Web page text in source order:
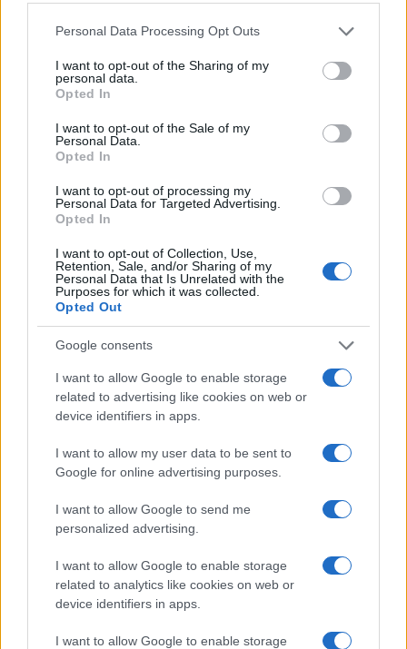
Please note that this website/app uses one or more Google
not limited to your visit or usage behaviour. You may click to
grant or deny consent to Google and its third-party tags to
use your data for below specified purposes in below Google
consent section.
Personal Data Processing Opt Outs
I want to opt-out of the Sharing of my
personal data.
Opted In
I want to opt-out of the Sale of my
Personal Data.
Opted In
I want to opt-out of processing my
Personal Data for Targeted Advertising.
Opted In
I want to opt-out of Collection, Use,
Retention, Sale, and/or Sharing of my
Personal Data that Is Unrelated with the
Purposes for which it was collected.
Opted Out
Google consents
I want to allow Google to enable storage
related to advertising like cookies on web or
device identifiers in apps.
I want to allow my user data to be sent to
Google for online advertising purposes.
I want to allow Google to send me
personalized advertising.
I want to allow Google to enable storage
related to analytics like cookies on web or
device identifiers in apps.
I want to allow Google to enable storage
miniszterelnököt a túszokkal kapcsolatban.
Izrael-szerte és világszerte felszólalt, küzdve
azért, hogy minden túsz visszakerüljön
Eyal EshelRoni Eshel, az IDF egyik
megfigyelőjének apja, akit október 7-én öltek
meg Nahal Oznál. Kiemelkedő aktivista volt
az általa alapított „Októberi Tanácsban”,
amely egy független október 7-i vizsgálatért
küzdött.
Eyal WaldmanHadas Waldman apja, akit
október 7-én öltek meg a Nova fesztiválon.
Hangos kritikusa a kormánynak, és más
gyászoló családokkal együtt állami
vizsgálatot és új vezetést követel.
, a Kék és Fehér Párt korábbi
minisztere, akinek a fiát október 7-én a
Hamász terroristái ölték meg, aktívan részt
vett az „Októberi Tanácsban”, állami
vizsgálatot és az október 7-i kudarcok
elszámoltathatóságát követelve.